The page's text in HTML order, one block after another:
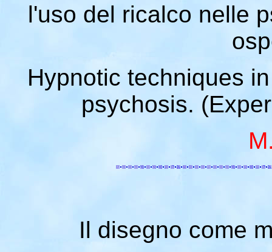
l'uso del ricalco nelle
Hypnotic techniques
psychosis.
Il disegno come